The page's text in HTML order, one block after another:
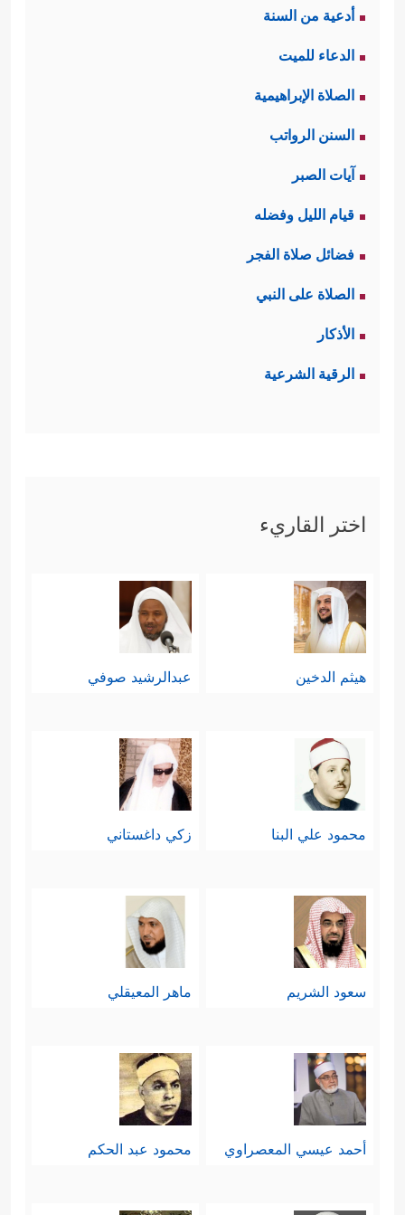
أدعية من السنة
الدعاء للميت
الصلاة الإبراهيمية
السنن الرواتب
آيات الصبر
قيام الليل وفضله
فضائل صلاة الفجر
الصلاة على النبي
الأذكار
الرقية الشرعية
اختر القاريء
هيثم الدخين عبدالرشيد صوفي
محمود علي البنا زكي داغستاني
سعود الشريم ماهر المعيقلي
أحمد عيسي المعصراوي محمود عبد الحكم